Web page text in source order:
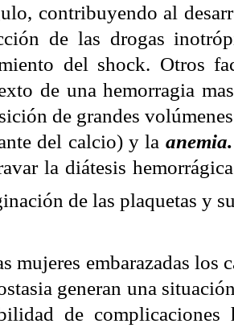
contribuyendo al
de las drogas
del shock. Otros
de una hemorragia
de grandes
del calcio) y la anemia.
la diátesis
de las plaquetas y
mujeres embarazadas
generan una
de complicaciones